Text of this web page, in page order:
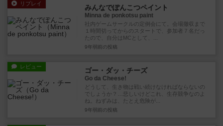
リプレイ みんなでぽんこつペイント
Minna de ponkotsu paint
社内ゲームサークルの定例会にて。会場撤収まで
１時間切ってからのスタートで、参加者７名だっ
たので、自分はMCとして、...
9年弱前 の投稿
レビュー ゴー・ダッ・チーズ
Go da Cheese!
どうして、生き物は戦い続けなければならないの
でしょうか？…悲しいけどこれ、生存競争なのよ
ね。ねずみは、たとえ危険が...
9年弱前 の投稿